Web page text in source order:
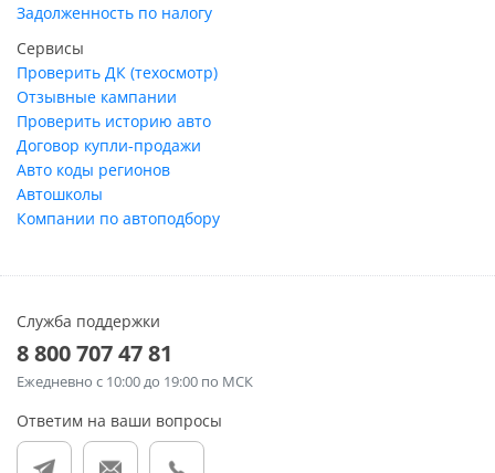
Задолженность по налогу
Сервисы
Проверить ДК (техосмотр)
Отзывные кампании
Проверить историю авто
Договор купли-продажи
Авто коды регионов
Автошколы
Компании по автоподбору
Служба поддержки
8 800 707 47 81
Ежедневно с 10:00 до 19:00 по МСК
Ответим на ваши вопросы